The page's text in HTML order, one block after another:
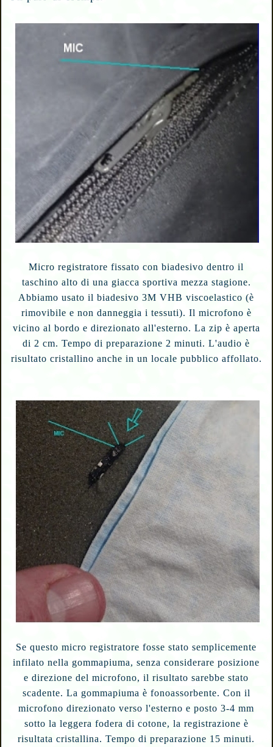
Micro registratore fissato con biadesivo dentro il
taschino alto di una giacca sportiva mezza stagione.
Abbiamo usato il biadesivo 3M VHB viscoelastico (è
rimovibile e non danneggia i tessuti). Il microfono è
vicino al bordo e direzionato all'esterno. La zip è aperta
di 2 cm. Tempo di preparazione 2 minuti. L'audio è
risultato cristallino anche in un locale pubblico affollato.
Se questo micro registratore fosse stato semplicemente
infilato nella gommapiuma, senza considerare posizione
e direzione del microfono, il risultato sarebbe stato
scadente. La gommapiuma è fonoassorbente. Con il
microfono direzionato verso l'esterno e posto 3-4 mm
sotto la leggera fodera di cotone, la registrazione è
risultata cristallina. Tempo di preparazione 15 minuti.